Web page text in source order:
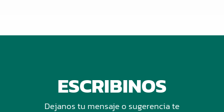
ESCRIBINOS
Dejanos tu mensaje o sugerencia te